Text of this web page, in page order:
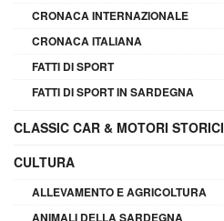
CRONACA INTERNAZIONALE
CRONACA ITALIANA
FATTI DI SPORT
FATTI DI SPORT IN SARDEGNA
CLASSIC CAR & MOTORI STORICI
CULTURA
ALLEVAMENTO E AGRICOLTURA
ANIMALI DELLA SARDEGNA